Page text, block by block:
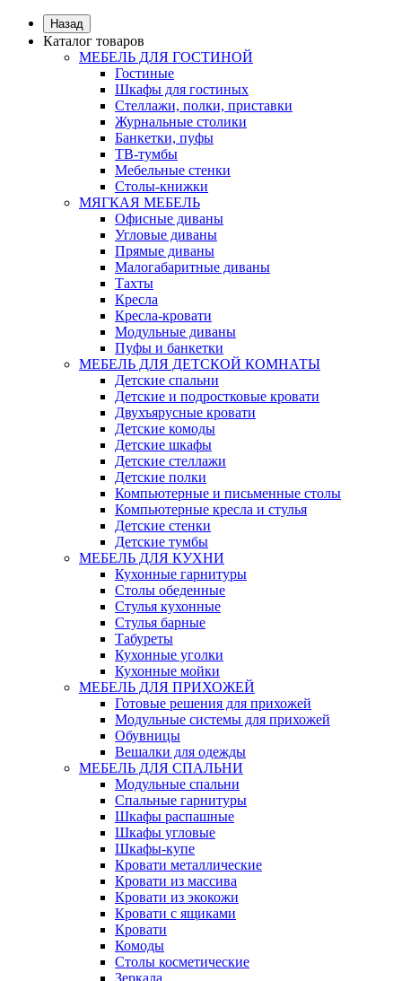
Назад
Каталог товаров
МЕБЕЛЬ ДЛЯ ГОСТИНОЙ
Гостиные
Шкафы для гостиных
Стеллажи, полки, приставки
Журнальные столики
Банкетки, пуфы
ТВ-тумбы
Мебельные стенки
Столы-книжки
МЯГКАЯ МЕБЕЛЬ
Офисные диваны
Угловые диваны
Прямые диваны
Малогабаритные диваны
Тахты
Кресла
Кресла-кровати
Модульные диваны
Пуфы и банкетки
МЕБЕЛЬ ДЛЯ ДЕТСКОЙ КОМНАТЫ
Детские спальни
Детские и подростковые кровати
Двухъярусные кровати
Детские комоды
Детские шкафы
Детские стеллажи
Детские полки
Компьютерные и письменные столы
Компьютерные кресла и стулья
Детские стенки
Детские тумбы
МЕБЕЛЬ ДЛЯ КУХНИ
Кухонные гарнитуры
Столы обеденные
Стулья кухонные
Стулья барные
Табуреты
Кухонные уголки
Кухонные мойки
МЕБЕЛЬ ДЛЯ ПРИХОЖЕЙ
Готовые решения для прихожей
Модульные системы для прихожей
Обувницы
Вешалки для одежды
МЕБЕЛЬ ДЛЯ СПАЛЬНИ
Модульные спальни
Спальные гарнитуры
Шкафы распашные
Шкафы угловые
Шкафы-купе
Кровати металлические
Кровати из массива
Кровати из экокожи
Кровати с ящиками
Кровати
Комоды
Столы косметические
Зеркала